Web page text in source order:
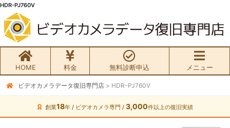
HDR-PJ760V
HOME 料金 無料診断申込 メニュー
無料初期診断お申込み
ビデオカメラ データ復旧HOME
ビデオカメラデータ復旧専門店 > HDR-PJ760V
創業18年 / ビデオカメラ専門 / 3,000件以上の復旧実績